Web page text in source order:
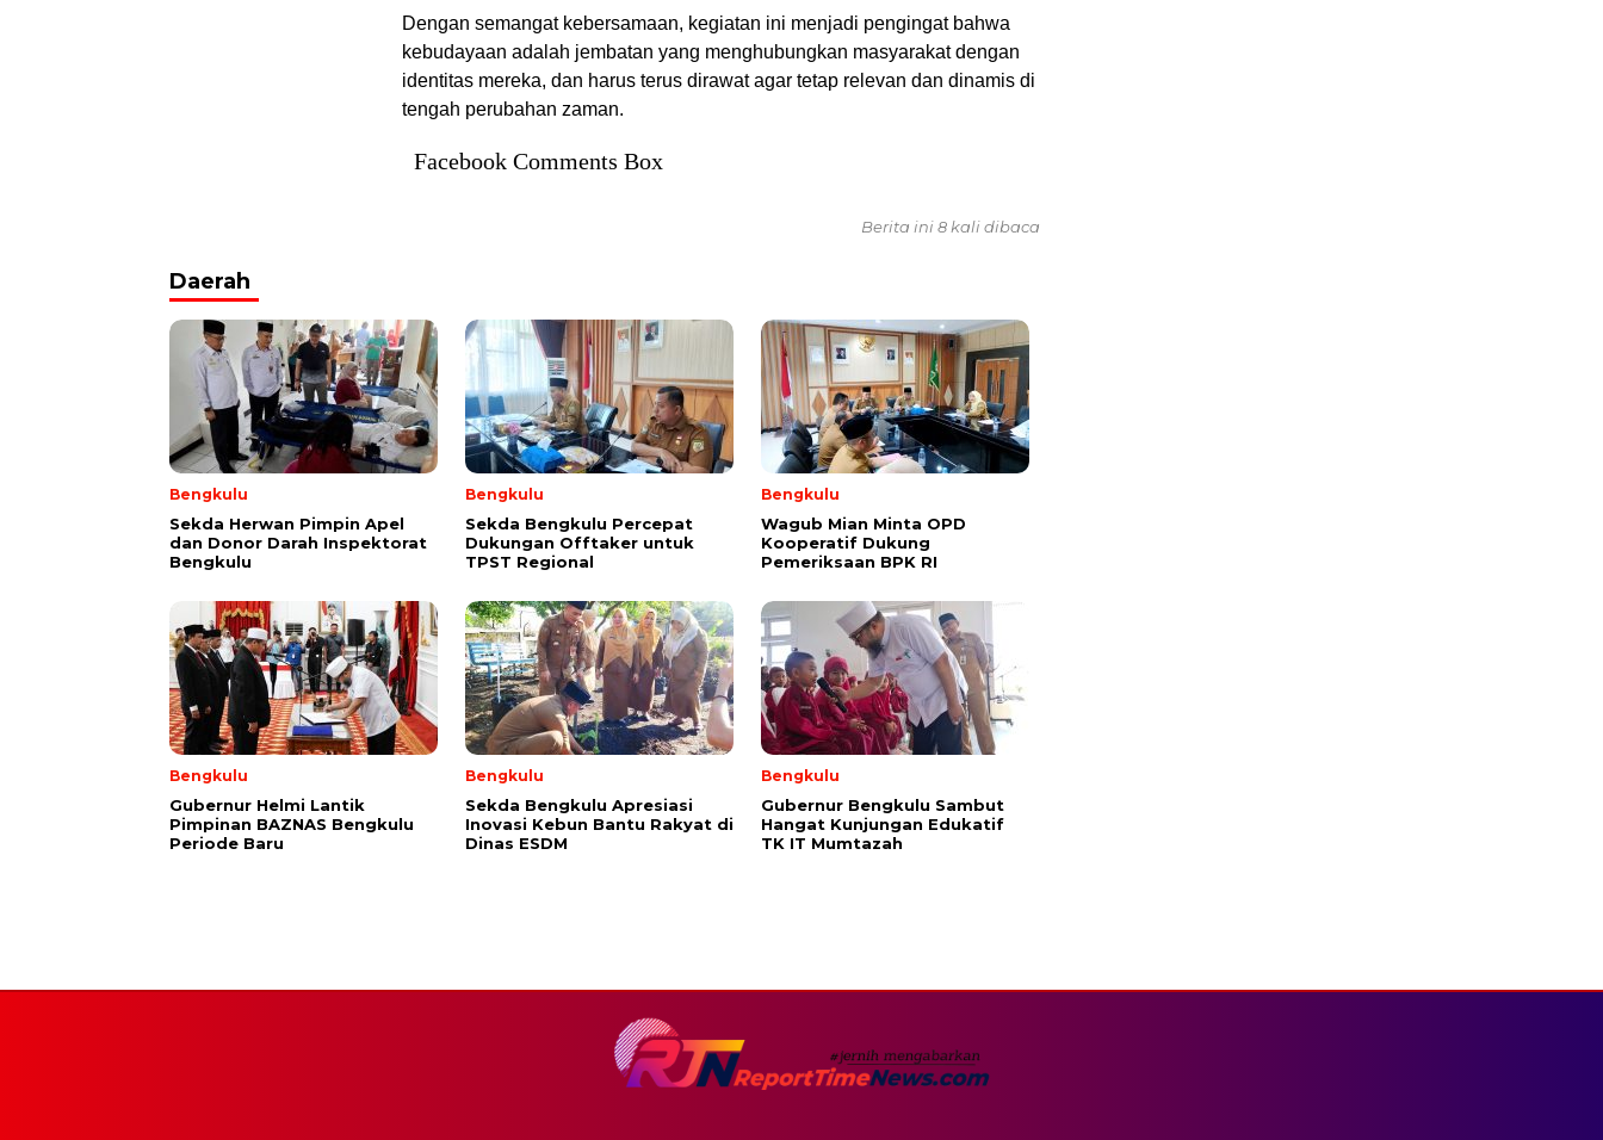
Dengan semangat kebersamaan, kegiatan ini menjadi pengingat bahwa
kebudayaan adalah jembatan yang menghubungkan masyarakat dengan
identitas mereka, dan harus terus dirawat agar tetap relevan dan dinamis di
tengah perubahan zaman.
Facebook Comments Box
Berita ini 8 kali dibaca
Daerah
Bengkulu
Sekda Herwan Pimpin Apel
dan Donor Darah Inspektorat
Bengkulu
Bengkulu
Sekda Bengkulu Percepat
Dukungan Offtaker untuk
TPST Regional
Bengkulu
Wagub Mian Minta OPD
Kooperatif Dukung
Pemeriksaan BPK RI
Bengkulu
Gubernur Helmi Lantik
Pimpinan BAZNAS Bengkulu
Periode Baru
Bengkulu
Sekda Bengkulu Apresiasi
Inovasi Kebun Bantu Rakyat di
Dinas ESDM
Bengkulu
Gubernur Bengkulu Sambut
Hangat Kunjungan Edukatif
TK IT Mumtazah